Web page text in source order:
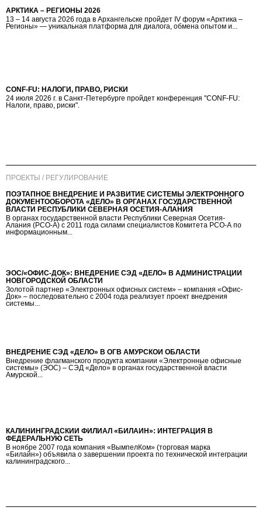
АРКТИКА – РЕГИОНЫ 2026
13 – 14 августа 2026 года в Архангельске пройдет IV форум «Арктика –
Регионы» — уникальная платформа для диалога, обмена опытом и...
CONF-FU: НАЛОГИ, ПРАВО, РИСКИ
24 июля 2026 г. в Санкт-Петербурге пройдет конференция "CONF-FU:
Налоги, право, риски".
ПРОЕКТЫ / РЕГУЛИРОВАНИЕ
ПОЭТАПНОЕ ВНЕДРЕНИЕ И РАЗВИТИЕ СИСТЕМЫ ЭЛЕКТРОННОГО
ДОКУМЕНТООБОРОТА «ДЕЛО» В ОРГАНАХ ГОСУДАРСТВЕННОЙ
ВЛАСТИ РЕСПУБЛИКИ СЕВЕРНАЯ ОСЕТИЯ-АЛАНИЯ
В органах государственной власти Республики Северная Осетия-
Алания (РСО-А) с 2011 года силами специалистов Комитета РСО-А по
информационным...
ЭОС/«ОФИС-ДОК»: ВНЕДРЕНИЕ СЭД «ДЕЛО» В АДМИНИСТРАЦИИ
НОВГОРОДСКОЙ ОБЛАСТИ
Золотой партнер «Электронных офисных систем» – компания «Офис-
Док» – последовательно с 2004 года реализует проект внедрения
системы...
ВНЕДРЕНИЕ СЭД «ДЕЛО» В ОГВ АМУРСКОЙ ОБЛАСТИ
Внедрение флагманского продукта компании «Электронные офисные
системы» (ЭОС) – СЭД «Дело» в органах государственной власти
Амурской...
КАЛИНИНГРАДСКИЙ ФИЛИАЛ «БИЛАЙН»: ИНТЕГРАЦИЯ В
ФЕДЕРАЛЬНУЮ СЕТЬ
В ноябре 2007 года компания «ВымпелКом» (торговая марка
«Билайн») объявила о завершении проекта по технической интеграции
калининградского...